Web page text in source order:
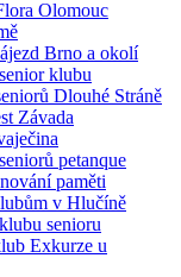
Olomouc
Brno a okolí
klubu
Dlouhé Stráně
Závada
petanque
paměti
v Hlučíně
senioru
Exkurze u